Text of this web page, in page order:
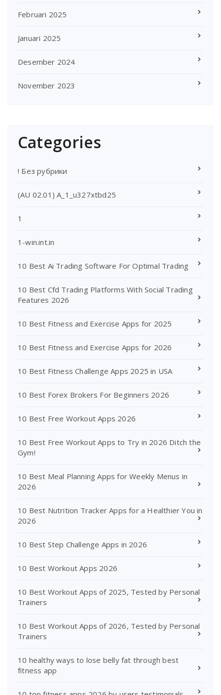
Februari 2025
Januari 2025
Desember 2024
November 2023
Categories
! Без рубрики
(AU 02.01) A_1_u327xtbd25
1
1-win.int.in
10 Best Ai Trading Software For Optimal Trading
10 Best Cfd Trading Platforms With Social Trading
Features 2026
10 Best Fitness and Exercise Apps for 2025
10 Best Fitness and Exercise Apps for 2026
10 Best Fitness Challenge Apps 2025 in USA
10 Best Forex Brokers For Beginners 2026
10 Best Free Workout Apps 2026
10 Best Free Workout Apps to Try in 2026 Ditch the
Gym!
10 Best Meal Planning Apps for Weekly Menus in
2026
10 Best Nutrition Tracker Apps for a Healthier You in
2026
10 Best Step Challenge Apps in 2026
10 Best Workout Apps 2026
10 Best Workout Apps of 2025, Tested by Personal
Trainers
10 Best Workout Apps of 2026, Tested by Personal
Trainers
10 healthy ways to lose belly fat through best
fitness app